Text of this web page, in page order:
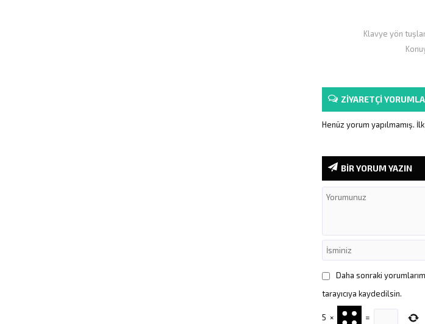
Klavye yön
ZİYARETÇİ
Henüz yorum yapılmamış.
BİR YORUM YAZIN
Daha sonraki
tarayıcıya kaydedilsin.
5 × =